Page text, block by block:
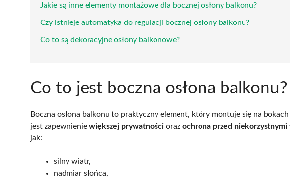
Jakie są inne elementy montażowe dla bocznej osłony balkonu?
Czy istnieje automatyka do regulacji bocznej osłony balkonu?
Co to są dekoracyjne osłony balkonowe?
Co to jest boczna osłona balkonu?
Boczna osłona balkonu to praktyczny element, który montuje się na
jest zapewnienie większej prywatności oraz ochrona przed
jak:
silny wiatr,
nadmiar słońca,